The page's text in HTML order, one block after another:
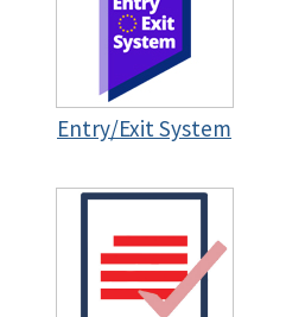
Entry/Exit System